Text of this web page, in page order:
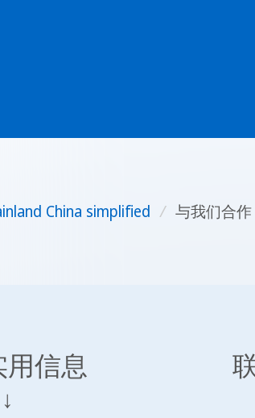
China simplified / 与我们合作
信息
↓